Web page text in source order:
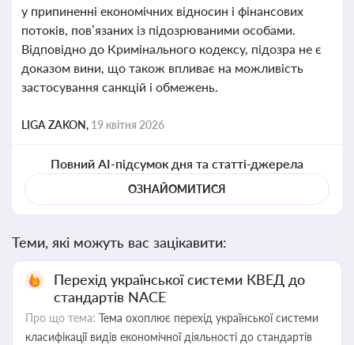
у припиненні економічних відносин і фінансових
потоків, пов’язаних із підозрюваними особами.
Відповідно до Кримінального кодексу, підозра не є
доказом вини, що також впливає на можливість
застосування санкцій і обмежень.
LIGA ZAKON, 19 квітня 2026
Повний AI-підсумок дня та статті-джерела
ОЗНАЙОМИТИСЯ
Теми, які можуть вас зацікавити:
Перехід української системи КВЕД до
стандартів NACE
Про що тема: Тема охоплює перехід української системи
класифікації видів економічної діяльності до стандартів